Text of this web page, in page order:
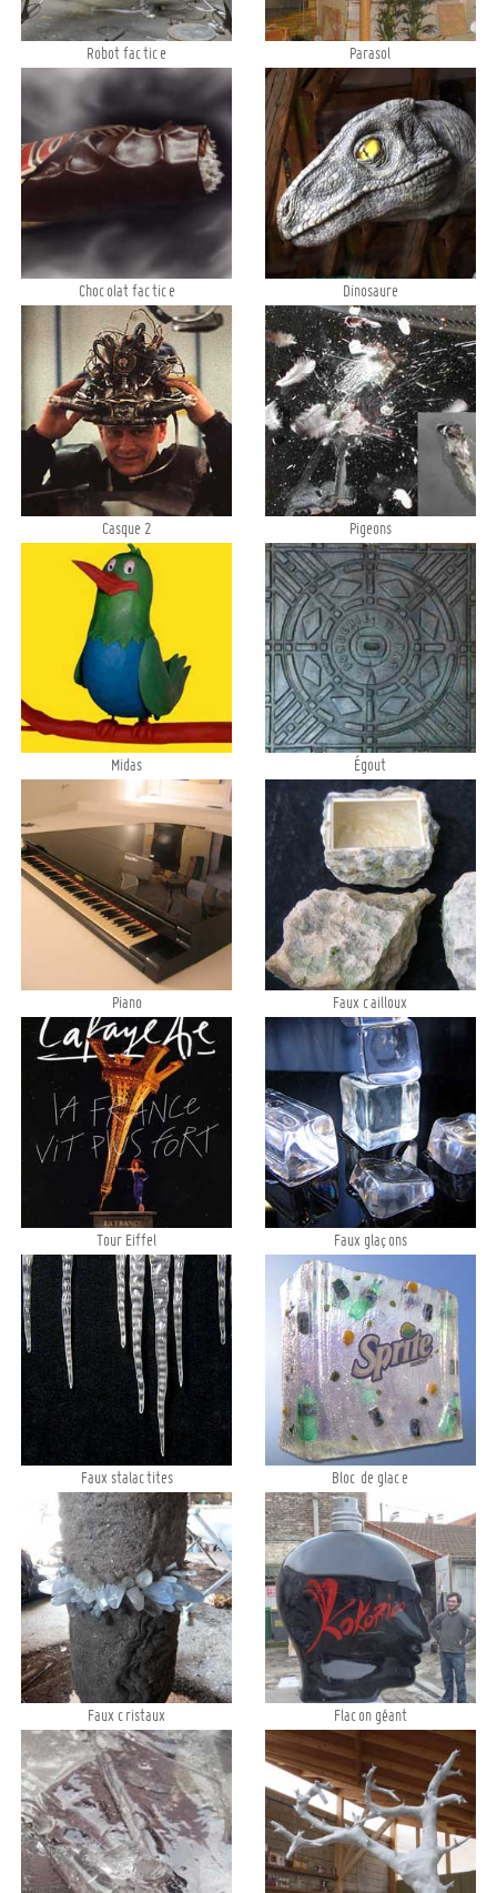
Robot factice Parasol
Chocolat factice Dinosaure
Casque 2 Pigeons
Midas Égout
Piano Faux cailloux
Tour Eiffel Faux glaçons
Faux stalactites Bloc de glace
Faux cristaux Flacon géant